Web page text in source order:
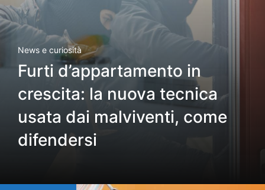
News e curiosità
Furti d’appartamento in
crescita: la nuova tecnica
usata dai malviventi, come
difendersi